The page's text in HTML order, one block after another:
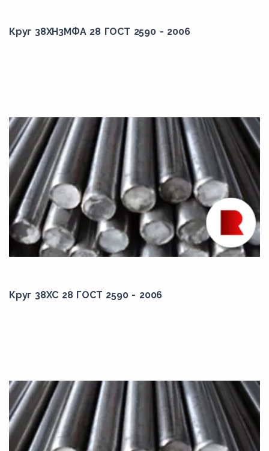
30,00
31,50
32,00
320,00
33,00
330,00
335,00
34,00
340,00
3,50
36,00
360,00
37,00
370,00
Круг 38ХН3МФА 28 ГОСТ 2590 - 2006
Круг 38ХС 28 ГОСТ 2590 - 2006